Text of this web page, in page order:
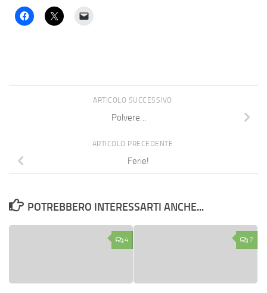
ARTICOLO SUCCESSIVO
Polvere…
ARTICOLO PRECEDENTE
Ferie!
POTREBBERO INTERESSARTI ANCHE...
4 7